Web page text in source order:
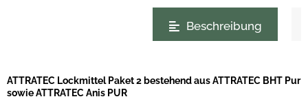
Beschreibung
ATTRATEC Lockmittel Paket 2 bestehend aus ATTRATEC BHT Pur
sowie ATTRATEC Anis PUR